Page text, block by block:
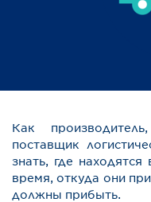
Как
поставщик
знать, где
время, откуда они
должны прибыть.